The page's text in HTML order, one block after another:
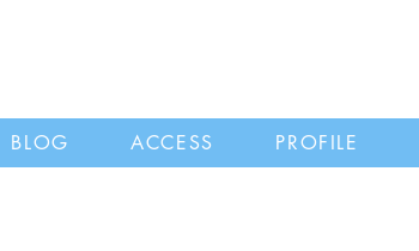
BLOG ACCESS PROFILE